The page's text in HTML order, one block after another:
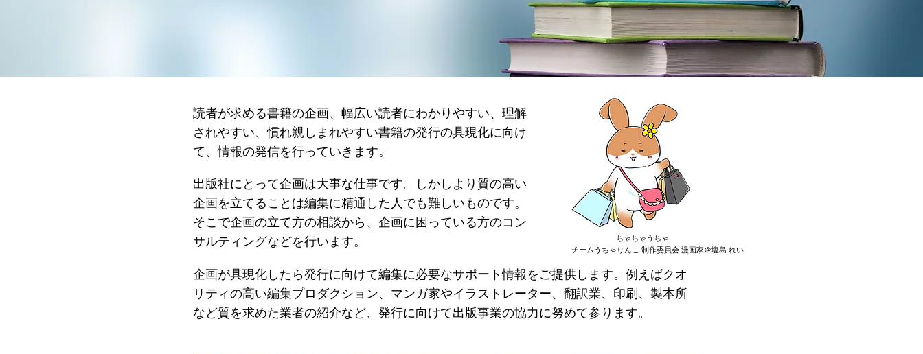
読者が求める書籍の企画、幅広い読者にわかりやすい、理解
されやすい、慣れ親しま れやすい書籍の発行の具現化に向け
て、情報の発信を行っていきます。
出版社にとって企画は大事な仕事です。しかしより質の高い
企画を立てることは編集に精通した人でも難しいものです。
そこで企画の立て方の相談から、企画に困っている方のコン
サルティングなどを行います。
ちゃちゃうちゃ
チームうちゃりんこ 制作委員会 漫画家＠塩島 れい
企画が具現化したら発行に向けて編集に必要なサポート情報をご提供します。例えばクオ
リティの高い編集プロダクション、マンガ家やイラストレーター、翻訳業、印刷、製本所
など質を求めた業者の紹介など、発行に向けて出版事業の協力に努めて参ります。